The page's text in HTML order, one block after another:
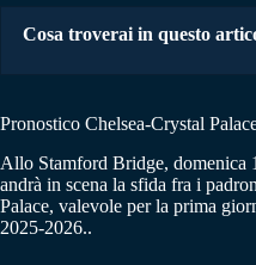
Cosa troverai in questo
Pronostico Chelsea-Crystal
Allo Stamford Bridge, domenica
andrà in scena la sfida fra i
Palace, valevole per la prima
2025-2026..